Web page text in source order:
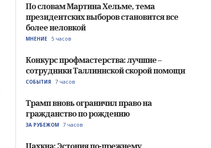
По словам Мартина Хельме, тема
президентских выборов становится все
более неловкой
МНЕНИЕ 5 часов
Конкурс профмастерства: лучшие –
сотрудники Таллиннской скорой помощи
СОБЫТИЯ 7 часов
Трамп вновь ограничил право на
гражданство по рождению
ЗА РУБЕЖОМ 7 часов